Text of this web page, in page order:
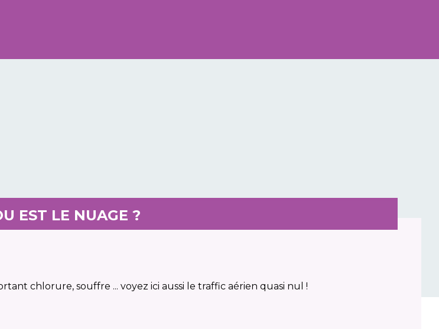
EST LE NUAGE ?
chlorure, souffre ... voyez ici aussi le traffic aérien quasi nul !